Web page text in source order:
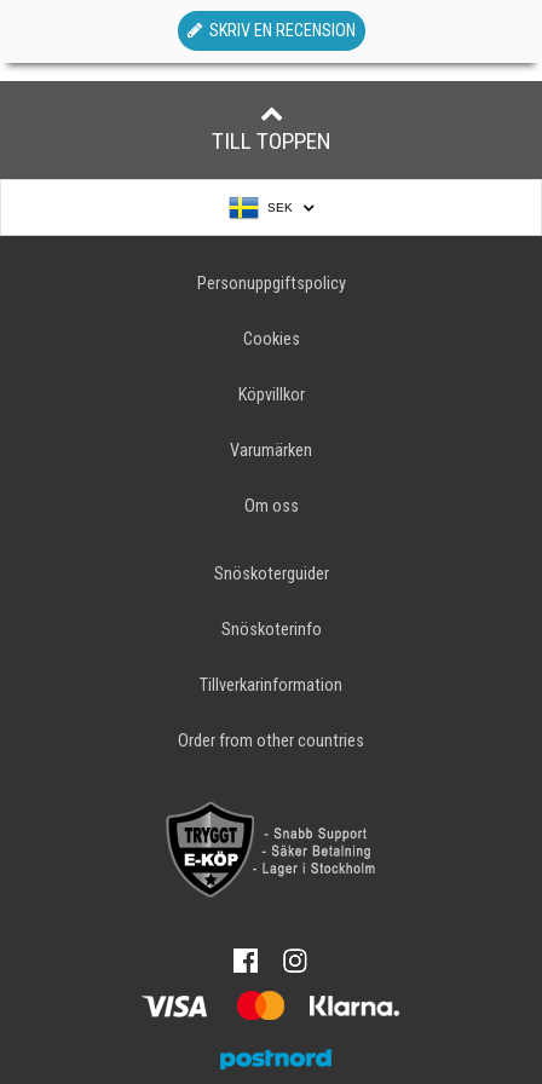
SKRIV EN RECENSION
TILL TOPPEN
SEK
Personuppgiftspolicy
Cookies
Köpvillkor
Varumärken
Om oss
Snöskoterguider
Snöskoterinfo
Tillverkarinformation
Order from other countries